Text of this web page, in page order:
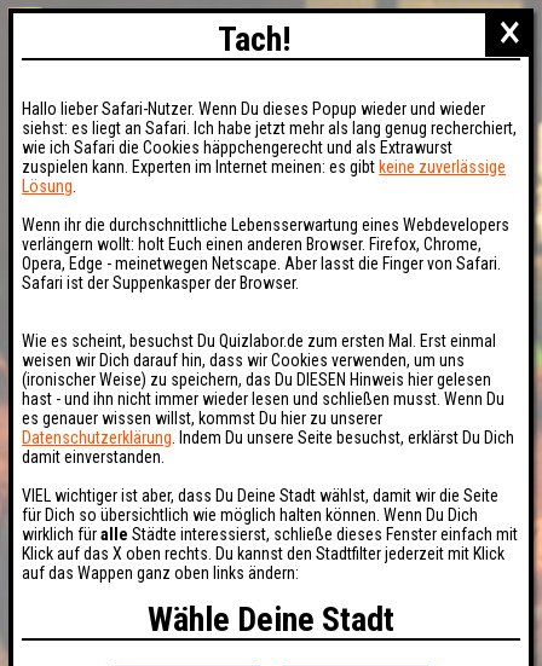
×
Tach!
Hallo lieber Safari-Nutzer. Wenn Du dieses Popup wieder und wieder
siehst: es liegt an Safari. Ich habe jetzt mehr als lang genug recherchiert,
wie ich Safari die Cookies häppchengerecht und als Extrawurst
zuspielen kann. Experten im Internet meinen: es gibt keine zuverlässige
Lösung
Wenn ihr die durchschnittliche Lebensserwartung eines Webdevelopers
verlängern wollt: holt Euch einen anderen Browser. Firefox, Chrome,
Opera, Edge - meinetwegen Netscape. Aber lasst die Finger von Safari.
Safari ist der Suppenkasper der Browser.
Wie es scheint, besuchst Du Quizlabor.de zum ersten Mal. Erst einmal
weisen wir Dich darauf hin, dass wir Cookies verwenden, um uns
(ironischer Weise) zu speichern, das Du DIESEN Hinweis hier gelesen
hast - und ihn nicht immer wieder lesen und schließen musst. Wenn Du
es genauer wissen willst, kommst Du hier zu unserer
Datenschutzerklärung . Indem Du unsere Seite besuchst, erklärst Du Dich
damit einverstanden.
VIEL wichtiger ist aber, dass Du Deine Stadt wählst, damit wir die Seite
für Dich so übersichtlich wie möglich halten können. Wenn Du Dich
wirklich füralle Städte interessierst, schließe dieses Fenster einfach mit
Klick auf das X oben rechts. Du kannst den Stadtfilter jederzeit mit Klick
auf das Wappen ganz oben links ändern:
Wähle Deine Stadt